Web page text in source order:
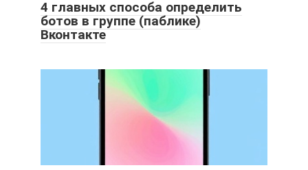
4 главных способа определить
ботов в группе (паблике)
Вконтакте